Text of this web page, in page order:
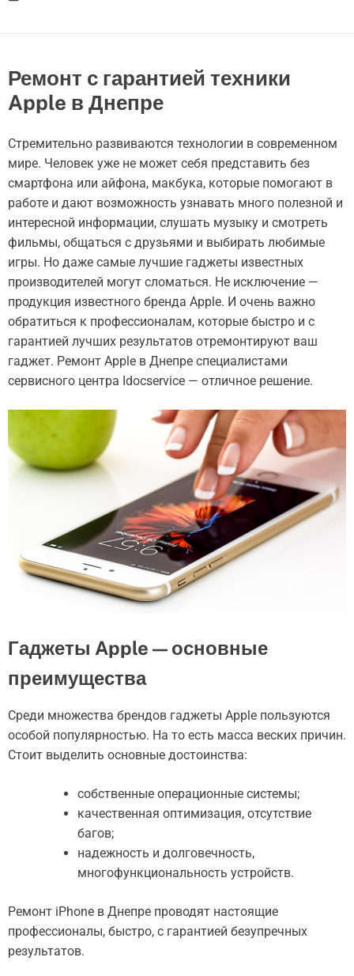
Ремонт с гарантией техники
Apple в Днепре
Стремительно развиваются технологии в современном
мире. Человек уже не может себя представить без
смартфона или айфона, макбука, которые помогают в
работе и дают возможность узнавать много полезной и
интересной информации, слушать музыку и смотреть
фильмы, общаться с друзьями и выбирать любимые
игры. Но даже самые лучшие гаджеты известных
производителей могут сломаться. Не исключение —
продукция известного бренда Apple. И очень важно
обратиться к профессионалам, которые быстро и с
гарантией лучших результатов отремонтируют ваш
гаджет. Ремонт Apple в Днепре специалистами
сервисного центра Idocservice — отличное решение.
Гаджеты Apple — основные
преимущества
Среди множества брендов гаджеты Apple пользуются
особой популярностью. На то есть масса веских причин.
Стоит выделить основные достоинства:
собственные операционные системы;
качественная оптимизация, отсутствие
багов;
надежность и долговечность,
многофункциональность устройств.
Ремонт iPhone в Днепре проводят настоящие
профессионалы, быстро, с гарантией безупречных
результатов.